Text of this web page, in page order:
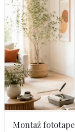
Montaż